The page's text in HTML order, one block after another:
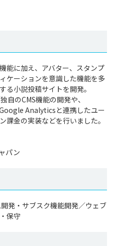
能に加え、アバター、スタンプ
ケーションを意識した機能を多
る小説投稿サイトを開発。
自のCMS機能の開発や、
Analyticsと連携したユー
課金の実装などを行いました。
パン
発・サブスク機能開発／ウェブ
保守